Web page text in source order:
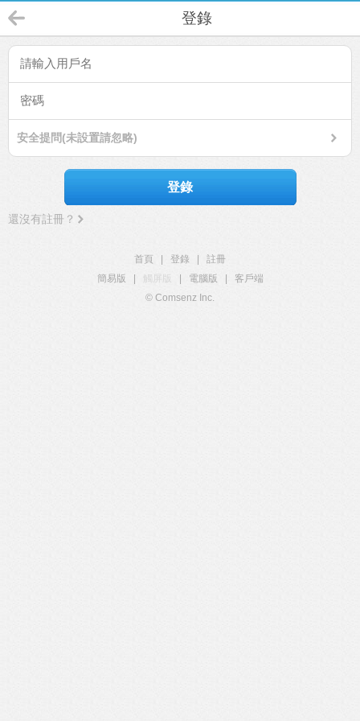
登錄
安全提問(未設置請忽略)
登錄
還沒有註冊？
首頁 登錄
註冊
簡易版
觸屏版 電腦版
客戶端
© Comsenz Inc.